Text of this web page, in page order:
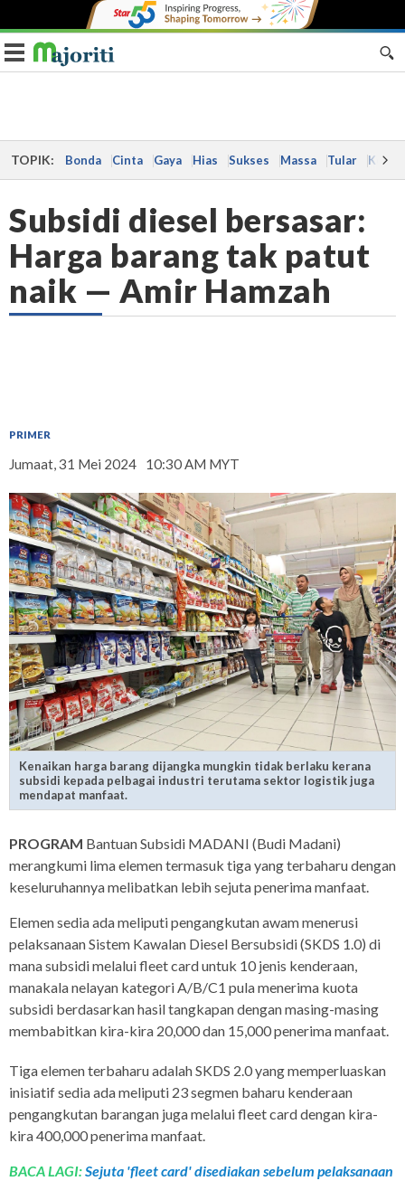
Toggle navigation
TOPIK: Bonda Cinta Gaya Hias Sukses Massa Tular Kes
Subsidi diesel bersasar:
Harga barang tak patut
naik — Amir Hamzah
PRIMER
Jumaat, 31 Mei 2024 10:30 AM MYT
Kenaikan harga barang dijangka mungkin tidak berlaku kerana
subsidi kepada pelbagai industri terutama sektor logistik juga
mendapat manfaat.
PROGRAM Bantuan Subsidi MADANI (Budi Madani)
merangkumi lima elemen termasuk tiga yang terbaharu dengan
keseluruhannya melibatkan lebih sejuta penerima manfaat.
Elemen sedia ada meliputi pengangkutan awam menerusi
pelaksanaan Sistem Kawalan Diesel Bersubsidi (SKDS 1.0) di
mana subsidi melalui fleet card untuk 10 jenis kenderaan,
manakala nelayan kategori A/B/C1 pula menerima kuota
subsidi berdasarkan hasil tangkapan dengan masing-masing
membabitkan kira-kira 20,000 dan 15,000 penerima manfaat.
Tiga elemen terbaharu adalah SKDS 2.0 yang memperluaskan
inisiatif sedia ada meliputi 23 segmen baharu kenderaan
pengangkutan barangan juga melalui fleet card dengan kira-
kira 400,000 penerima manfaat.
BACA LAGI:Sejuta 'fleet card' disediakan sebelum pelaksanaan